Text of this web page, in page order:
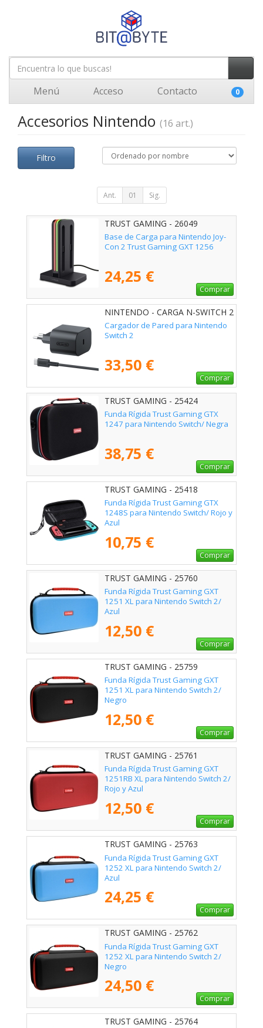
Menú Acceso Contacto 0
Accesorios Nintendo (16 art.)
Filtro
Ant. 01 Sig.
TRUST GAMING - 26049
Base de Carga para Nintendo Joy-
Con 2 Trust Gaming GXT 1256
24,25 €
Comprar
NINTENDO - CARGA N-SWITCH 2
Cargador de Pared para Nintendo
Switch 2
33,50 €
Comprar
TRUST GAMING - 25424
Funda Rígida Trust Gaming GTX
1247 para Nintendo Switch/ Negra
38,75 €
Comprar
TRUST GAMING - 25418
Funda Rígida Trust Gaming GTX
1248S para Nintendo Switch/ Rojo y
Azul
10,75 €
Comprar
TRUST GAMING - 25760
Funda Rígida Trust Gaming GXT
1251 XL para Nintendo Switch 2/
Azul
12,50 €
Comprar
TRUST GAMING - 25759
Funda Rígida Trust Gaming GXT
1251 XL para Nintendo Switch 2/
Negro
12,50 €
Comprar
TRUST GAMING - 25761
Funda Rígida Trust Gaming GXT
1251RB XL para Nintendo Switch 2/
Rojo y Azul
12,50 €
Comprar
TRUST GAMING - 25763
Funda Rígida Trust Gaming GXT
1252 XL para Nintendo Switch 2/
Azul
24,25 €
Comprar
TRUST GAMING - 25762
Funda Rígida Trust Gaming GXT
1252 XL para Nintendo Switch 2/
Negro
24,50 €
Comprar
TRUST GAMING - 25764